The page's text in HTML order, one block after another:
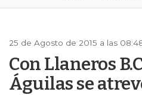
25 de Agosto de 2015 a las
Con Llaneros
Águilas se